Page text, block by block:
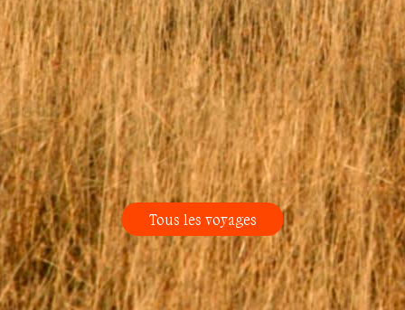
Tous les voyages